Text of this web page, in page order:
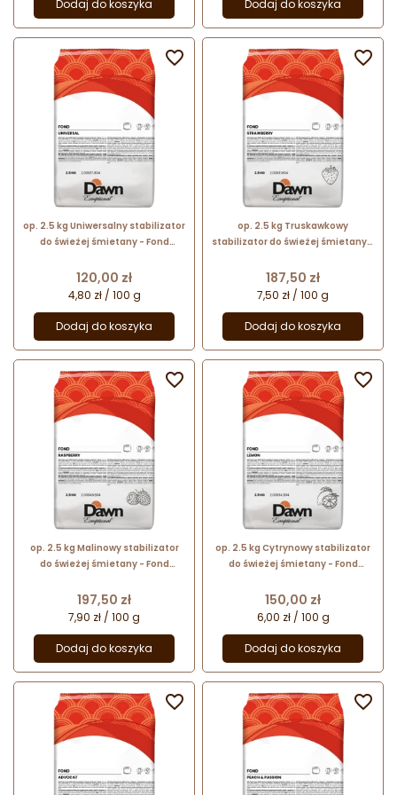
Dodaj do koszyka Dodaj do koszyka
op. 2.5 kg Uniwersalny stabilizator
do świeżej śmietany - Fond
kat. 2.03037.804
Cena
120,00 zł
4,80 zł / 100 g
Dodaj do koszyka

op. 2.5 kg Truskawkowy
stabilizator do świeżej śmietany -
- nr. kat. 2.03031.804
Cena
187,50 zł
7,50 zł / 100 g
Dodaj do koszyka

op. 2.5 kg Malinowy stabilizator
do świeżej śmietany - Fond
kat. 2.03048.804
Cena
197,50 zł
7,90 zł / 100 g
Dodaj do koszyka

op. 2.5 kg Cytrynowy stabilizator
do świeżej śmietany - Fond
2.03034.804
Cena
150,00 zł
6,00 zł / 100 g
Dodaj do koszyka

 